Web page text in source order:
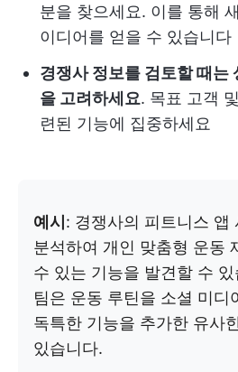
분을 찾으세요. 이를 통해
이디어를 얻을 수 있습니다
경쟁사 정보를 검토할 때는
을 고려하세요. 목표 고객
련된 기능에 집중하세요
예시: 경쟁사의 피트니스 앱
분석하여 개인 맞춤형 운동
수 있는 기능을 발견할 수
팀은 운동 루틴을 소셜 미디
독특한 기능을 추가한 유사
있습니다.